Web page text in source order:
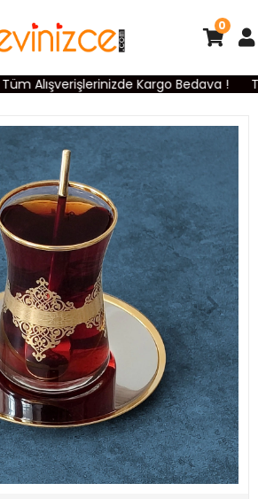
Tüm Alışverişlerinizde Kargo Bedava !
0